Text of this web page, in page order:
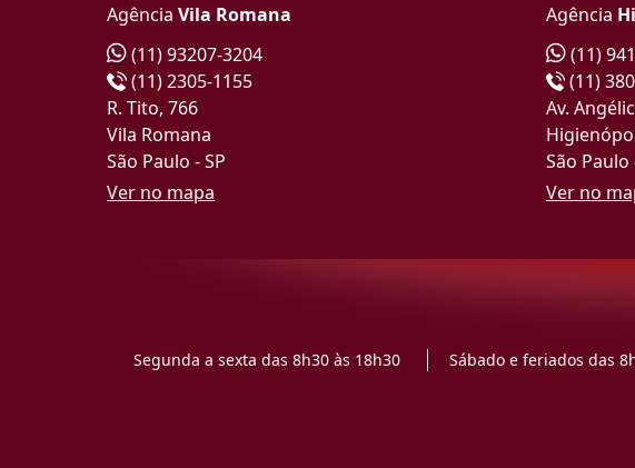
Agência Vila Romana
(11) 93207-3204
(11) 2305-1155
R. Tito, 766
Vila Romana
São Paulo - SP
Ver no mapa
Agência
(11)
(11)
Av.
São Paulo
Ver no
Segunda a sexta das 8h30 às 18h30 Sábado e feriados das